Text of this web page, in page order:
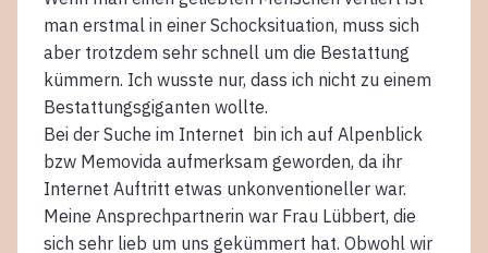
man erstmal in einer Schocksituation, muss sich
aber trotzdem sehr schnell um die Bestattung
kümmern. Ich wusste nur, dass ich nicht zu einem
Bestattungsgiganten wollte.
Bei der Suche im Internet bin ich auf Alpenblick
bzw Memovida aufmerksam geworden, da ihr
Internet Auftritt etwas unkonventioneller war.
Meine Ansprechpartnerin war Frau Lübbert, die
sich sehr lieb um uns gekümmert hat. Obwohl wir